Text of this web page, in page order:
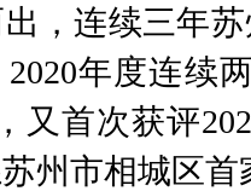
，连续三年
年度连续
又首次获评
州市相城区首